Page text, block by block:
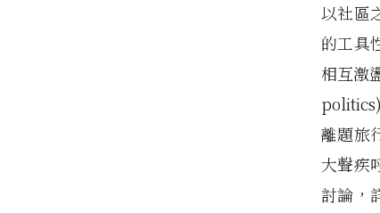
以社區
的工具
相互激
離題旅
大聲疾
討論，